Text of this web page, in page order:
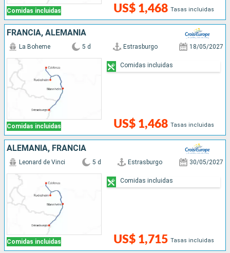
Comidas incluidas US$ 1,468 Tasas incluidas
FRANCIA, ALEMANIA
Comidas incluidas
La Boheme 5 d Estrasburgo 18/05/2027
US$ 1,468 Tasas incluidas
Comidas incluidas
ALEMANIA, FRANCIA
Comidas incluidas
Leonard de Vinci 5 d Estrasburgo 30/05/2027
US$ 1,715 Tasas incluidas
Comidas incluidas